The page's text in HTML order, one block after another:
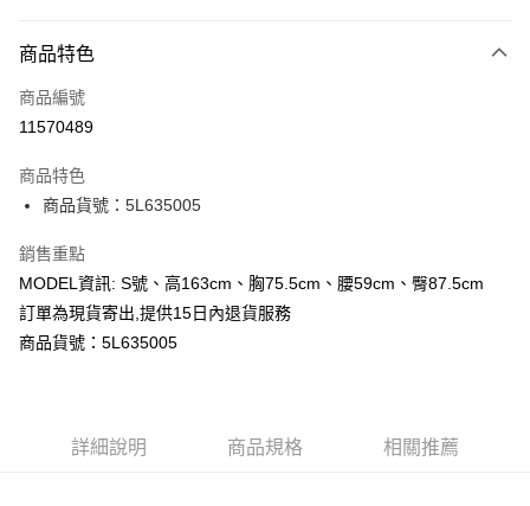
信用卡一次付款
超商取貨付款
Apple Pay
Google Pay
運送方式
全家取貨付款
每筆NT$80，滿NT$699(含以上)免運費
商品特色
商品編號
11570489
商品特色
商品貨號：5L635005
銷售重點
MODEL資訊: S號、高163cm、胸75.5cm、腰59cm、臀87.5cm
訂單為現貨寄出,提供15日內退貨服務
商品貨號：5L635005
詳細說明 商品規格 相關推薦